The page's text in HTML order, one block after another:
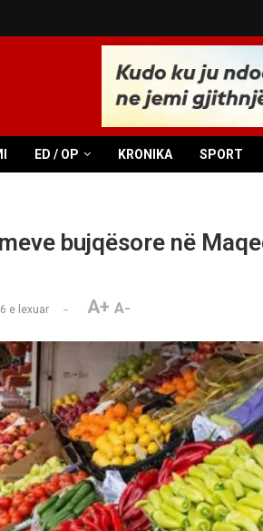
ED / OP KRONIKA SPORT
bujqësore në
e lexuar A+ A-